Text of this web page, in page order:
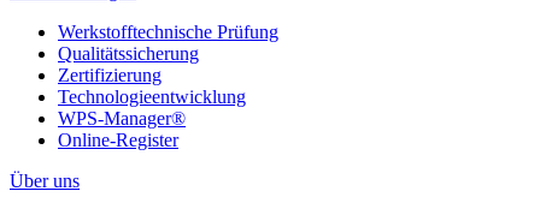
Werkstofftechnische Prüfung
Qualitätssicherung
Zertifizierung
Technologieentwicklung
WPS-Manager®
Online-Register
Über uns